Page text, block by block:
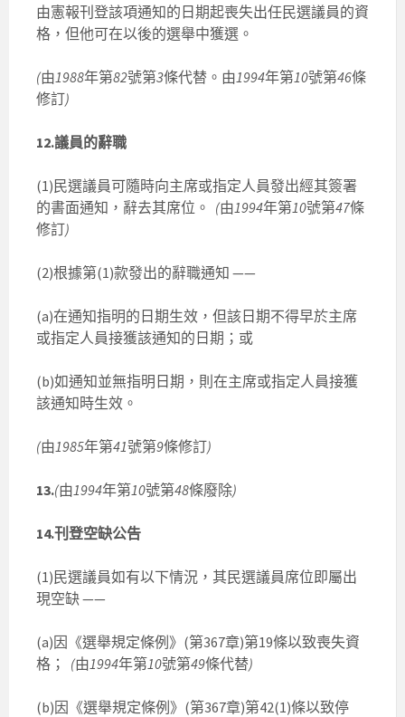
由憲報刊登該項通知的日期起喪失出任民選議員的資
格，但他可在以後的選舉中獲選。
(由1988年第82號第3條代替。由1994年第10號第46條
修訂)
12.議員的辭職
(1)民選議員可隨時向主席或指定人員發出經其簽署
的書面通知，辭去其席位。 (由1994年第10號第47條
修訂)
(2)根據第(1)款發出的辭職通知 ——
(a)在通知指明的日期生效，但該日期不得早於主席
或指定人員接獲該通知的日期；或
(b)如通知並無指明日期，則在主席或指定人員接獲
該通知時生效。
(由1985年第41號第9條修訂)
13.(由1994年第10號第48條廢除)
14.刊登空缺公告
(1)民選議員如有以下情況，其民選議員席位即屬出
現空缺 ——
(a)因《選舉規定條例》(第367章)第19條以致喪失資
格； (由1994年第10號第49條代替)
(b)因《選舉規定條例》(第367章)第42(1)條以致停